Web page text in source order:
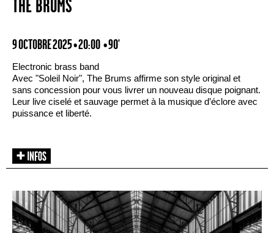
THE BRUMS
9 OCTOBRE 2025 • 20:00 • 90'
Electronic brass band
Avec "Soleil Noir", The Brums affirme son style original et
sans concession pour vous livrer un nouveau disque poignant.
Leur live ciselé et sauvage permet à la musique d’éclore avec
puissance et liberté.